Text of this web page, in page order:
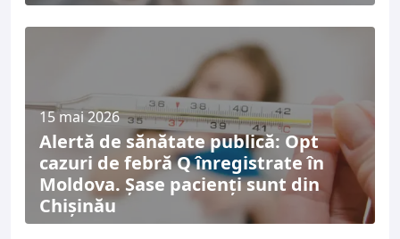
15 mai 2026
Alertă de sănătate publică: Opt
cazuri de febră Q înregistrate în
Moldova. Șase pacienți sunt din
Chișinău